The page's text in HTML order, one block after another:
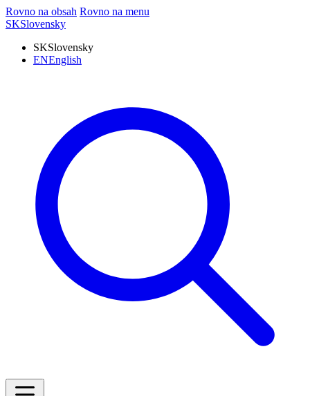
Rovno na obsah Rovno na menu
SKSlovensky
SKSlovensky
ENEnglish